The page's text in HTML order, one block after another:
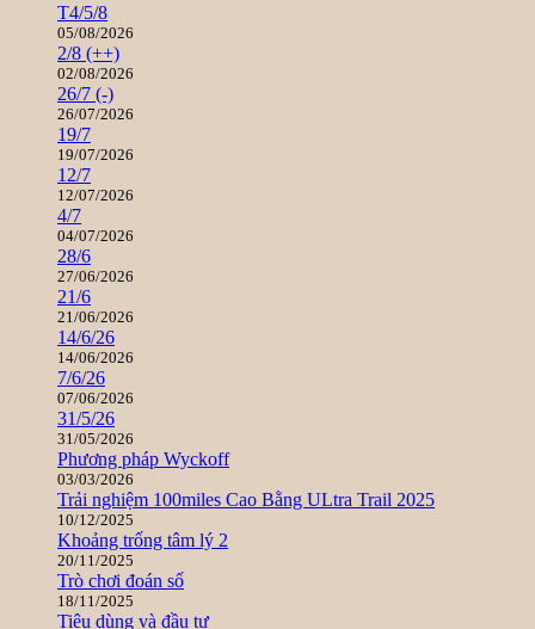
T4/5/8
05/08/2026
2/8 (++)
02/08/2026
26/7 (-)
26/07/2026
19/7
19/07/2026
12/7
12/07/2026
4/7
04/07/2026
28/6
27/06/2026
21/6
21/06/2026
14/6/26
14/06/2026
7/6/26
07/06/2026
31/5/26
31/05/2026
Phương pháp Wyckoff
03/03/2026
Trải nghiệm 100miles Cao Bằng ULtra Trail 2025
10/12/2025
Khoảng trống tâm lý 2
20/11/2025
Trò chơi đoán số
18/11/2025
Tiêu dùng và đầu tư